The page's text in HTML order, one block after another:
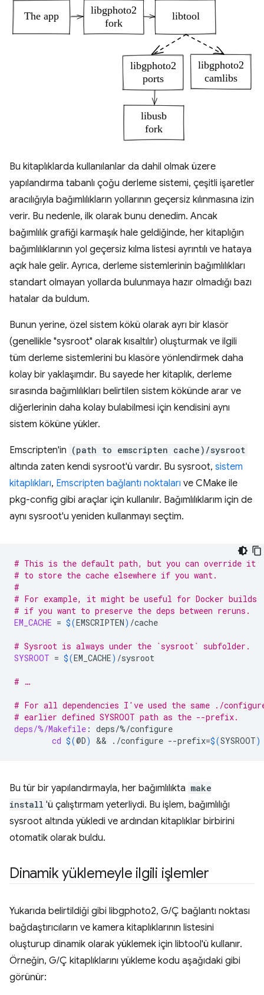
Bu kitaplıklarda kullanılanlar da dahil olmak üzere
yapılandırma tabanlı çoğu derleme sistemi, çeşitli işaretler
aracılığıyla bağımlılıkların yollarının geçersiz kılınmasına izin
verir. Bu nedenle, ilk olarak bunu denedim. Ancak
bağımlılık grafiği karmaşık hale geldiğinde, her kitaplığın
bağımlılıklarının yol geçersiz kılma listesi ayrıntılı ve hataya
açık hale gelir. Ayrıca, derleme sistemlerinin bağımlılıkları
standart olmayan yollarda bulunmaya hazır olmadığı bazı
hatalar da buldum.
Bunun yerine, özel sistem kökü olarak ayrı bir klasör
(genellikle "sysroot" olarak kısaltılır) oluşturmak ve ilgili
tüm derleme sistemlerini bu klasöre yönlendirmek daha
kolay bir yaklaşımdır. Bu sayede her kitaplık, derleme
sırasında bağımlılıkları belirtilen sistem kökünde arar ve
diğerlerinin daha kolay bulabilmesi için kendisini aynı
sistem köküne yükler.
Emscripten'in (path to emscripten cache)/sysroot
altında zaten kendi sysroot'ü vardır. Bu sysroot, sistem
kitaplıkları, Emscripten bağlantı noktaları ve CMake ile
pkg-config gibi araçlar için kullanılır. Bağımlılıklarım için de
aynı sysroot'u yeniden kullanmayı seçtim.
# This is the default path, but you can override it
# to store the cache elsewhere if you want.
#
# For example, it might be useful for Docker builds
# if you want to preserve the deps between reruns.
EM_CACHE = $(EMSCRIPTEN) /cache
# Sysroot is always under the `sysroot` subfolder.
SYSROOT = $(EM_CACHE) /sysroot
# …
# For all dependencies I've used the same ./
# earlier defined SYSROOT path as the --prefix.
deps/%/Makefile : deps/%/configure
cd $(@D) && ./configure --prefix=$(SYSROOT)
Bu tür bir yapılandırmayla, her bağımlılıkta make
install 'ü çalıştırmam yeterliydi. Bu işlem, bağımlılığı
sysroot altında yükledi ve ardından kitaplıklar birbirini
otomatik olarak buldu.
Dinamik yüklemeyle ilgili işlemler
Yukarıda belirtildiği gibi libgphoto2, G/Ç bağlantı noktası
bağdaştırıcıların ve kamera kitaplıklarının listesini
oluşturup dinamik olarak yüklemek için libtool'ü kullanır.
Örneğin, G/Ç kitaplıklarını yükleme kodu aşağıdaki gibi
görünür: